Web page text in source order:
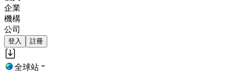
企業
機構
公司
登入 註冊
全球站